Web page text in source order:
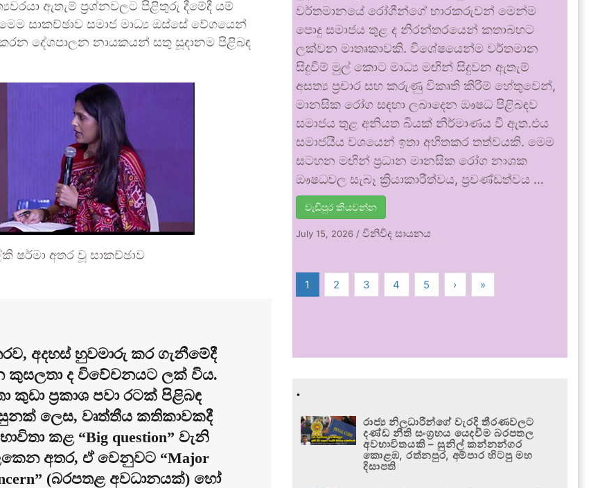
ඇතැම් ප්‍රශ්නවලට පිළිතුරු දීමේදී යම්
සාකච්ඡාව සමාජ මාධ්‍ය ඔස්සේ වේගයෙන්
දේශපාලන නායකයන් සතු සූදානම පිළිබඳ
ෂර්මා අතර වූ සාකච්ඡාව
අදහස් හුවමාරු කර ගැනීමේදී
කුසලතා ද විවේචනයට ලක් විය.
කුඩා ප්‍රකාශ පවා රටක් පිළිබඳ
ලෙස, වෘත්තීය කතිකාවකදී
කළ “Big question” වැනි
අතර, ඒ වෙනුවට “Major
(බරපතළ අවධානයක්) හෝ
වර්තමානයේ රෝගීන්ගේ භාරකරුවන් මෙන්ම
පොදු සමාජය තුළ ද නිරන්තරයෙන් කතාබහට
ලක්වන මාතෘකාවකි. විශේෂයෙන්ම වර්තමාන
සිදුවීම් මුල් කොට මාධ්‍ය මඟින් සිදුවන ඇතැම්
අසත්‍ය ප්‍රචාර සහ කරුණු විකෘති කිරීම් හේතුවෙන්,
මානසික රෝග සඳහා ලබාදෙන ඖෂධ පිළිබඳව
සමාජය තුළ අනියත බියක් නිර්මාණය වී ඇත.එය
සමාජයීය වශයෙන් ඉතා අහිතකර තත්වයකි. මෙම
සටහන මඟින් ප්‍රධාන මානසික රෝග නාශක
ඖෂධවල සැබෑ ක්‍රියාකාරීත්වය, ප්‍රචණ්ඩත්වය …
වැඩිපුර කියවන්න
July 15, 2026 /විනිවිද සායනය
1 2 3 4 5 › »
.
රාජ්‍ය නිලධාරීන්ගේ වැරදි තීරණවලට
දණ්ඩ නීති සංග්‍රහය යෙදවීම බරපතල
අවභාවිතයකි – සුනිල් කන්නන්ගර
කොළඹ, රත්නපුර, අම්පාර හිටපු මහ
දිසාපති